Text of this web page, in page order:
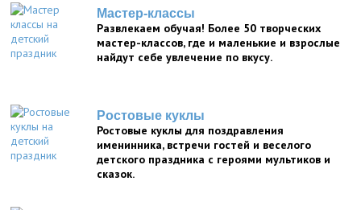
Мастер-классы
Развлекаем обучая! Более 50 творческих
мастер-классов, где и маленькие и взрослые
найдут себе увлечение по вкусу.
Ростовые куклы
Ростовые куклы для поздравления
именинника, встречи гостей и веселого
детского праздника с героями мультиков и
сказок.